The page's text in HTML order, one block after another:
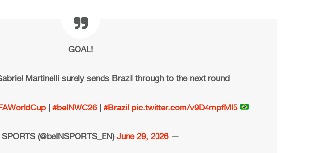
GOAL!
Martinelli surely sends Brazil through to the next round!
Brazil 2-1 Japan
|#beINWC26|#Brazil pic.twitter.com/v9D4mpfMI5
— beIN SPORTS (@beINSPORTS_EN)
June 29, 2026